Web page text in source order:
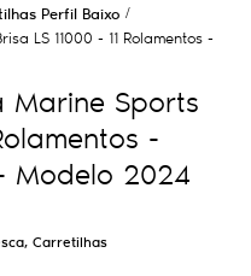
Perfil Baixo
LS 11000 - 11 Rolamentos -
Marine Sports
-
Modelo 2024
, Carretilhas